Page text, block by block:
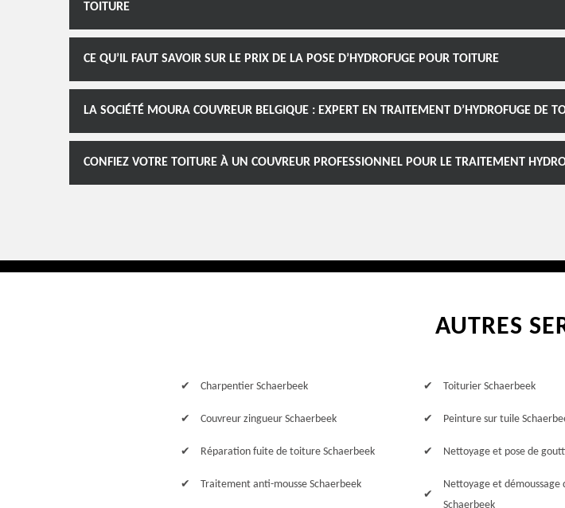
TOITURE
CE QU’IL FAUT SAVOIR SUR LE PRIX DE LA POSE D’HYDROFUGE POUR TOITURE
LA SOCIÉTÉ MOURA COUVREUR BELGIQUE : EXPERT EN TRAITEMENT D’HYDROFUGE DE
CONFIEZ VOTRE TOITURE À UN COUVREUR PROFESSIONNEL POUR LE TRAITEMENT
AUTRES
Charpentier Schaerbeek
Couvreur zingueur Schaerbeek
Réparation fuite de toiture Schaerbeek
Traitement anti-mousse Schaerbeek
Toiturier Schaerbeek
Peinture sur tuile
Nettoyage et pose de
Nettoyage et démoussage
Schaerbeek